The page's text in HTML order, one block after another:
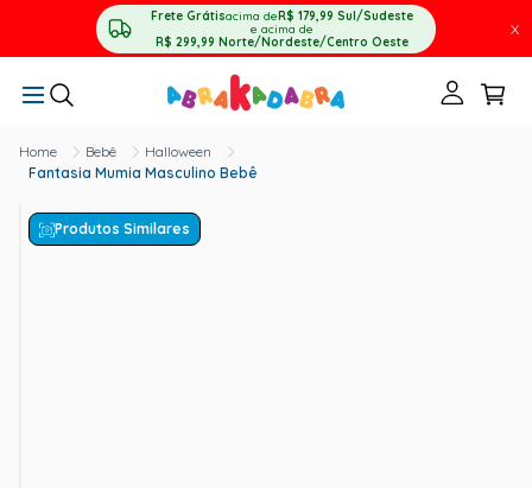
Frete Grátisacima deR$ 179,99 Sul/Sudeste
e acima de
R$ 299,99 Norte/Nordeste/Centro Oeste
X
Bebê
Halloween
Fantasia Mumia Masculino Bebê
Produtos Similares